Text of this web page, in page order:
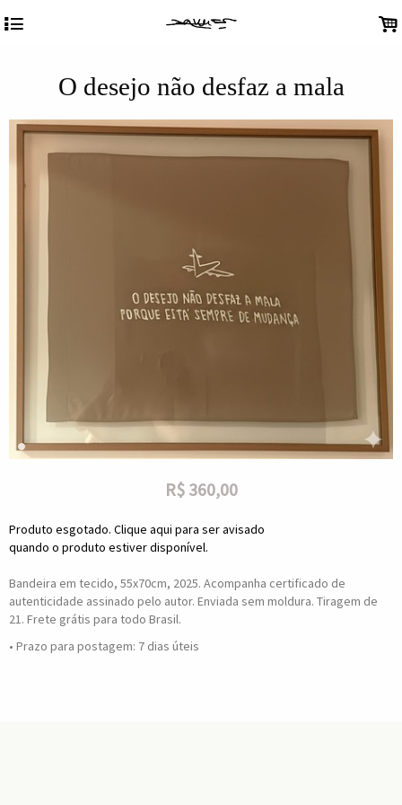
4 .
O desejo não desfaz a mala
R$ 360,00
Produto esgotado. Clique aqui para ser avisado
quando o produto estiver disponível.
Bandeira em tecido, 55x70cm, 2025. Acompanha certificado de
autenticidade assinado pelo autor. Enviada sem moldura. Tiragem de
21. Frete grátis para todo Brasil.
• Prazo para postagem: 7 dias úteis